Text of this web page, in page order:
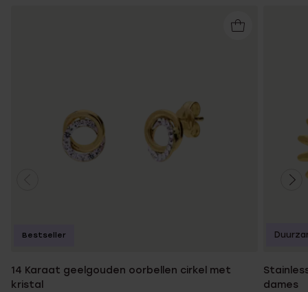
14 Karaat geelgouden oorbellen cirkel met
kristal
Bestseller
dames